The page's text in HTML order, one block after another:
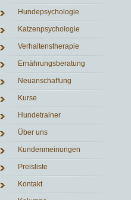
Hundepsychologie
Katzenpsychologie
Verhaltenstherapie
Ernährungsberatung
Neuanschaffung
Kurse
Hundetrainer
Über uns
Kundenmeinungen
Preisliste
Kontakt